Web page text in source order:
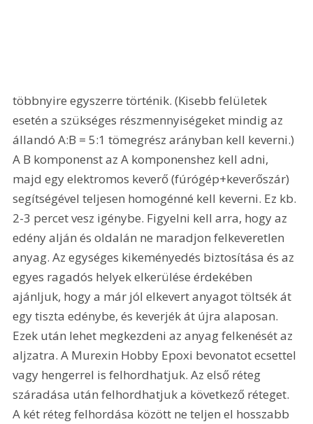
többnyire egyszerre történik. (Kisebb felületek
esetén a szükséges részmennyiségeket mindig az
állandó A:B = 5:1 tömegrész arányban kell keverni.)
A B komponenst az A komponenshez kell adni,
majd egy elektromos keverő (fúrógép+keverőszár)
segítségével teljesen homogénné kell keverni. Ez kb.
2-3 percet vesz igénybe. Figyelni kell arra, hogy az
edény alján és oldalán ne maradjon felkeveretlen
anyag. Az egységes kikeményedés biztosítása és az
egyes ragadós helyek elkerülése érdekében
ajánljuk, hogy a már jól elkevert anyagot töltsék át
egy tiszta edénybe, és keverjék át újra alaposan.
Ezek után lehet megkezdeni az anyag felkenését az
aljzatra. A Murexin Hobby Epoxi bevonatot ecsettel
vagy hengerrel is felhordhatjuk. Az első réteg
száradása után felhordhatjuk a következő réteget.
A két réteg felhordása között ne teljen el hosszabb